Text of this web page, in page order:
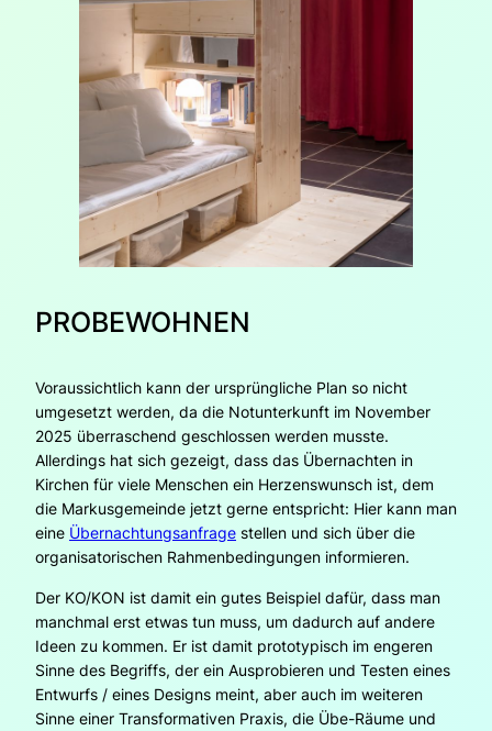
PROBEWOHNEN
Voraussichtlich kann der ursprüngliche Plan so nicht
umgesetzt werden, da die Notunterkunft im November
2025 überraschend geschlossen werden musste.
Allerdings hat sich gezeigt, dass das Übernachten in
Kirchen für viele Menschen ein Herzenswunsch ist, dem
die Markusgemeinde jetzt gerne entspricht: Hier kann man
eine Übernachtungsanfrage stellen und sich über die
organisatorischen Rahmenbedingungen informieren.
Der KO/KON ist damit ein gutes Beispiel dafür, dass man
manchmal erst etwas tun muss, um dadurch auf andere
Ideen zu kommen. Er ist damit prototypisch im engeren
Sinne des Begriffs, der ein Ausprobieren und Testen eines
Entwurfs / eines Designs meint, aber auch im weiteren
Sinne einer Transformativen Praxis, die Übe-Räume und